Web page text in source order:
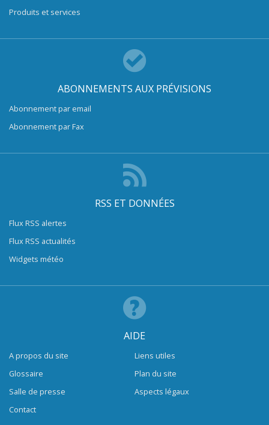
Produits et services
ABONNEMENTS AUX PRÉVISIONS
Abonnement par email
Abonnement par Fax
RSS ET DONNÉES
Flux RSS alertes
Flux RSS actualités
Widgets météo
AIDE
A propos du site
Glossaire
Salle de presse
Contact
Liens utiles
Plan du site
Aspects légaux